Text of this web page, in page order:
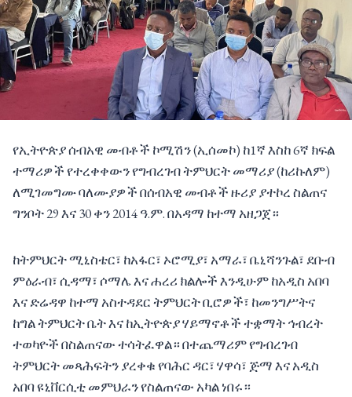
የኢትዮጵያ ሰብአዊ መብቶች ኮሚሽን (ኢሰመኮ) ከ1ኛ እስከ 6ኛ ክፍል
ተማሪዎች የተረቀቀውን የግብረገብ ትምህርት መማሪያ (ከሪኩለም)
ለሚገመግሙ ባለሙያዎች በሰብአዊ መብቶች ዙሪያ ያተኮረ ስልጠና
ግንቦት 29 እና 30 ቀን 2014 ዓ.ም. በአዳማ ከተማ አዘጋጀ።
ከትምህርት ሚኒስቴር፣ ከአፋር፣ ኦሮሚያ፣ አማራ፣ ቤኒሻንጉል፣ ደቡብ
ምዕራብ፣ ሲዳማ፣ ሶማሌ እና ሐረሪ ክልሎች እንዲሁም ከአዲስ አበባ
እና ድሬዳዋ ከተማ አስተዳደር ትምህርት ቢሮዎች፣ ከመንግሥትና
ከግል ትምህርት ቤት እና ከኢትዮጵያ ሃይማኖቶች ተቋማት ኅብረት
ተወካዮች በስልጠናው ተሳትፈዋል። በተጨማሪም የግብረገብ
ትምህርት መጻሕፍትን ያረቀቁ የባሕር ዳር፣ ሃዋሳ፣ ጅማ እና አዲስ
አበባ ዩኒቨርሲቲ መምህራን የስልጠናው አካል ነበሩ።